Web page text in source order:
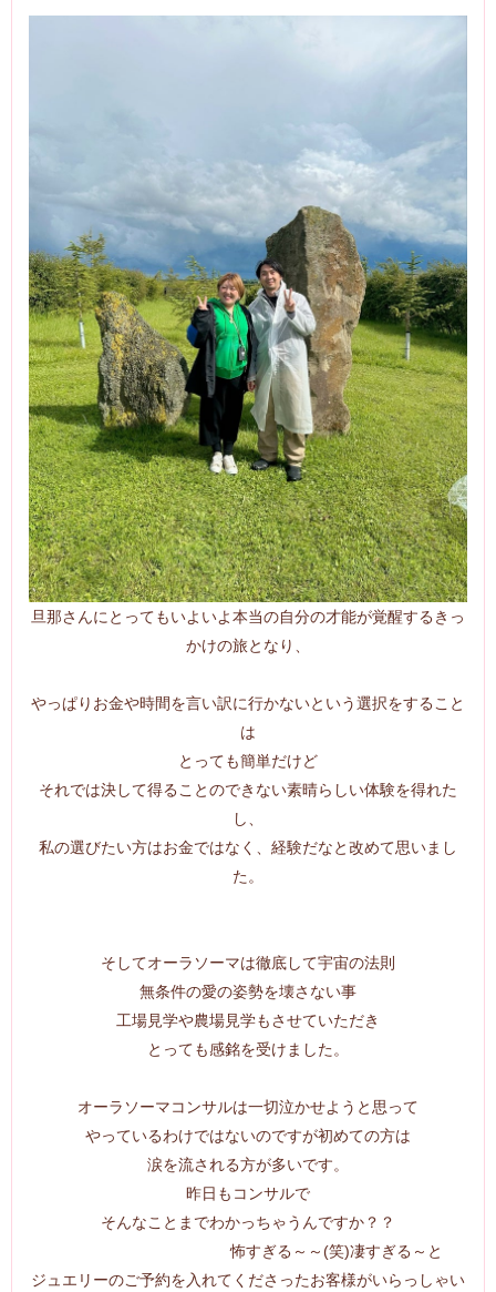
旦那さんにとってもいよいよ本当の自分の才能が覚醒するきっ
かけの旅となり、
やっぱりお金や時間を言い訳に行かないという選択をすること
は
とっても簡単だけど
それでは決して得ることのできない素晴らしい体験を得れた
し、
私の選びたい方はお金ではなく、経験だなと改めて思いまし
た。
そしてオーラソーマは徹底して宇宙の法則
無条件の愛の姿勢を壊さない事
工場見学や農場見学もさせていただき
とっても感銘を受けました。
オーラソーマコンサルは一切泣かせようと思って
やっているわけではないのですが初めての方は
涙を流される方が多いです。
昨日もコンサルで
そんなことまでわかっちゃうんですか？？
怖すぎる～～(笑)凄すぎる～と
ジュエリーのご予約を入れてくださったお客様がいらっしゃい